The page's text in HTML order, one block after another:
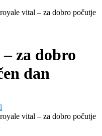
vital – za dobro počutje
za dobro
dan
vital – za dobro počutje